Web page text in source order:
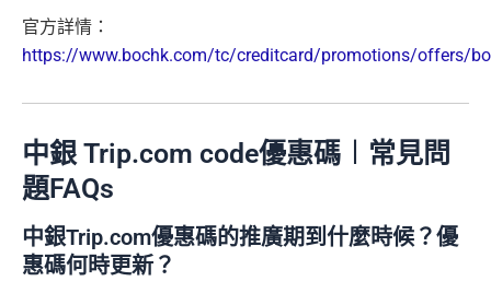
官方詳情：
https://www.bochk.com/tc/creditcard/promotions/offers/
中銀 Trip.com code優惠碼︱常見問
題FAQs
中銀Trip.com優惠碼的推廣期到什麼時候？優
惠碼何時更新？